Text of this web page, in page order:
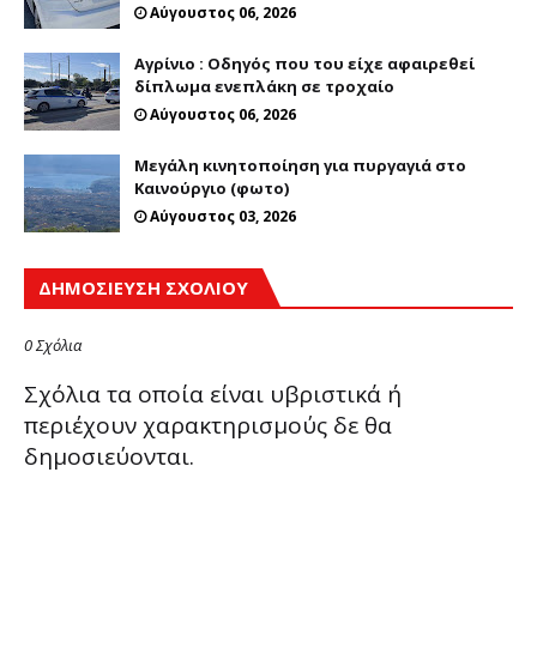
Αύγουστος 06, 2026
Αγρίνιο : Οδηγός που του είχε αφαιρεθεί
δίπλωμα ενεπλάκη σε τροχαίο
Αύγουστος 06, 2026
Μεγάλη κινητοποίηση για πυργαγιά στο
Καινούργιο (φωτο)
Αύγουστος 03, 2026
ΔΗΜΟΣΊΕΥΣΗ ΣΧΟΛΊΟΥ
0 Σχόλια
Σχόλια τα οποία είναι υβριστικά ή
περιέχουν χαρακτηρισμούς δε θα
δημοσιεύονται.